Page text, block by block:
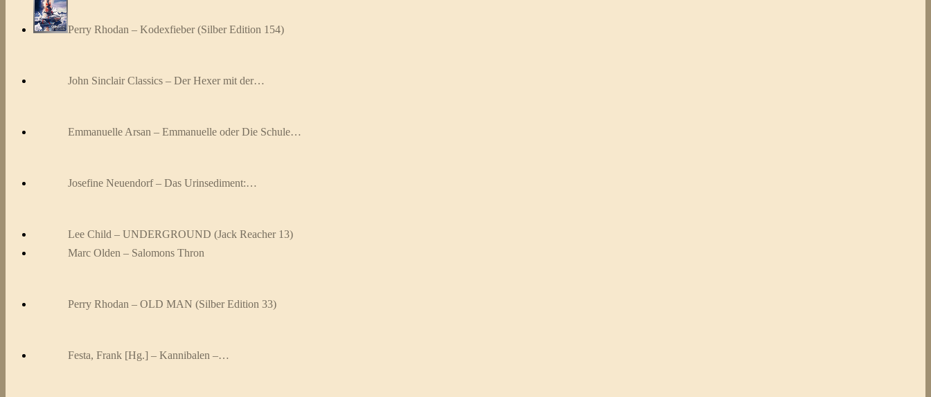
Perry Rhodan – Kodexfieber (Silber Edition 154)
John Sinclair Classics – Der Hexer mit der…
Emmanuelle Arsan – Emmanuelle oder Die Schule…
Josefine Neuendorf – Das Urinsediment:…
Lee Child – UNDERGROUND (Jack Reacher 13)
Marc Olden – Salomons Thron
Perry Rhodan – OLD MAN (Silber Edition 33)
Festa, Frank [Hg.] – Kannibalen –…